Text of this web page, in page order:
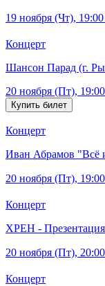
19 ноября (Чт), 19:00
Концерт
Шансон Парад (г.
20 ноября (Пт), 19:00
Концерт
Иван Абрамов "Всё
20 ноября (Пт), 19:00
Концерт
ХРЕН - Презентация
20 ноября (Пт), 20:00
Концерт